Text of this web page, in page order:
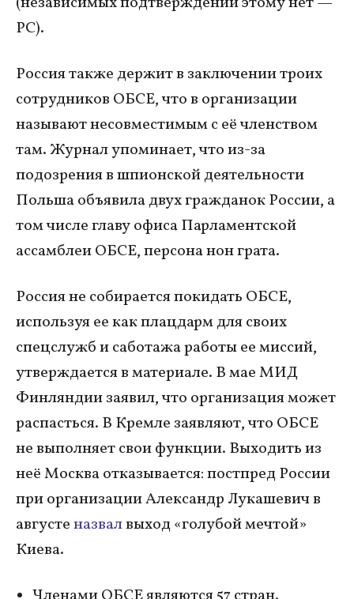
РС).
Россия также держит в заключении троих
сотрудников ОБСЕ, что в организации
называют несовместимым с её членством
там. Журнал упоминает, что из-за
подозрения в шпионской деятельности
Польша объявила двух гражданок России, а
том числе главу офиса Парламентской
ассамблеи ОБСЕ, персона нон грата.
Россия не собирается покидать ОБСЕ,
используя ее как плацдарм для своих
спецслужб и саботажа работы ее миссий,
утверждается в материале. В мае МИД
Финляндии заявил, что организация может
распасться. В Кремле заявляют, что ОБСЕ
не выполняет свои функции. Выходить из
неё Москва отказывается: постпред России
при организации Александр Лукашевич в
августеназвалвыход «голубой мечтой»
Киева.